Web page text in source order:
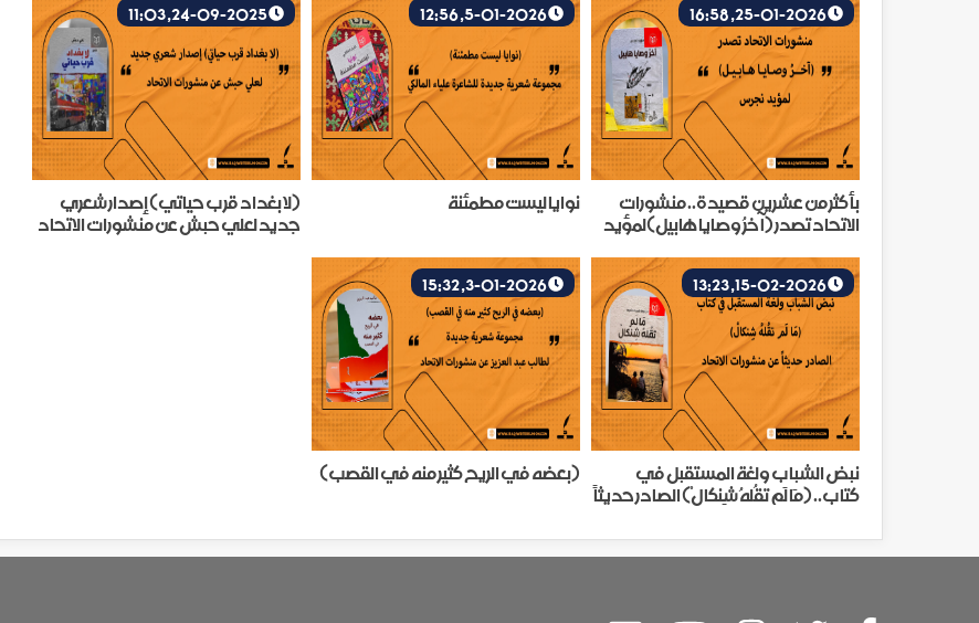
بأكثر من عشرين قصيدة.. منشورات
الاتحاد تصدر (آخرُ وصايا هابيل)لمؤيد
5-01-2026, 12:56
نوايا ليست مطمئنة
24-09-2025, 11:03
(لا بغداد قرب حياتي) إصدار شعري
جديد لعلي حبش عن منشورات الاتحاد
نبض الشباب ولغة المستقبل في
كتاب.. (مَا لَم تقُلهُ شِنكالْ) الصادر حديثاً
3-01-2026, 15:32
(بعضه في الريح كثير منه في القصب)